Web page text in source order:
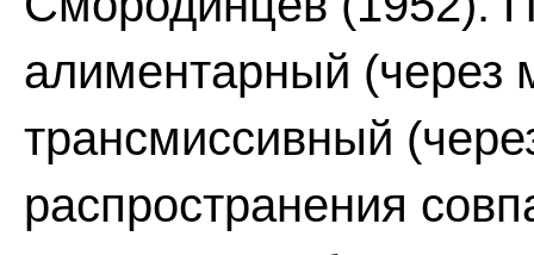
алиментарный (через
трансмиссивный
распространения